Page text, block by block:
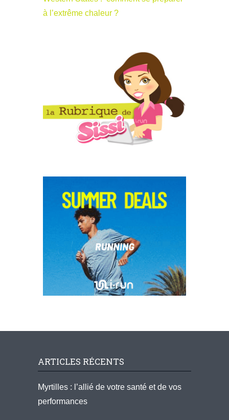
à l’extrême chaleur ?
ARTICLES RÉCENTS
Myrtilles : l’allié de votre santé et de vos
performances